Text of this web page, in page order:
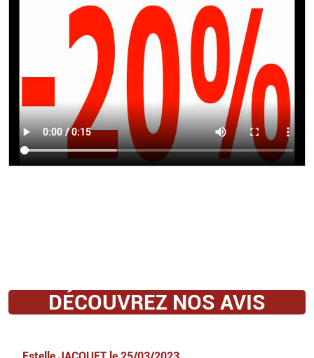
DÉCOUVREZ NOS AVIS